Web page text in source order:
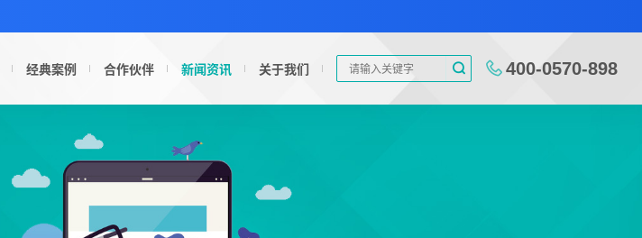
经典案例 合作伙伴 新闻资讯 关于我们 400-0570-898